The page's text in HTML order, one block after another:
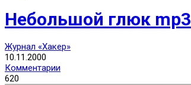
Небольшой глюк mp3
Журнал «Хакер»
10.11.2000
Комментарии
620